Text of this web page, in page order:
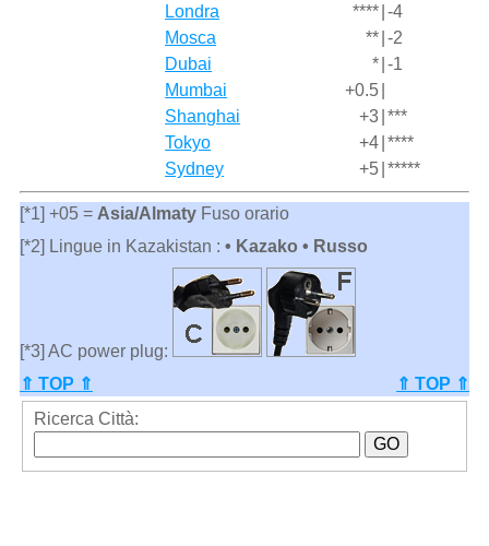
Londra
**** -4
Mosca
** -2
Dubai
* -1
Mumbai
+0.5
Shanghai
+3 ***
Tokyo
+4 ****
Sydney
+5 *****
[*1] +05 = Asia/AlmatyFuso orario
[*2] Lingue in Kazakistan : • Kazako • Russo
[*3] AC power plug:
⇑ TOP ⇑
⇑ TOP ⇑
Ricerca Città: